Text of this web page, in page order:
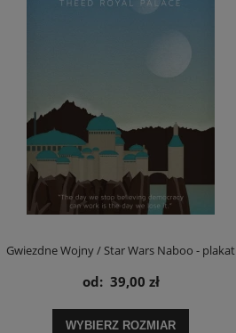
Gwiezdne Wojny / Star Wars Naboo - plakat
od: 39,00 zł
WYBIERZ ROZMIAR